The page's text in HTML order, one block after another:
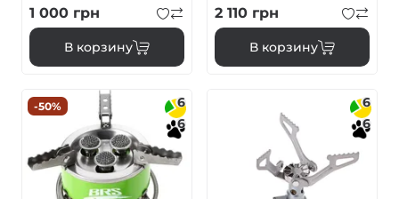
1 000 грн
В корзину
2 110 грн
В корзину
-50%
6
6
6
6